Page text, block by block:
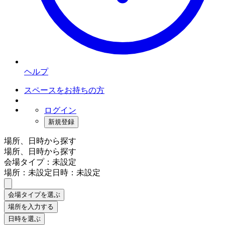
ヘルプ
スペースをお持ちの方
ログイン
新規登録
場所、日時から探す
場所、日時から探す
会場タイプ：未設定
場所：未設定日時：未設定
会場タイプを選ぶ
場所を入力する
日時を選ぶ